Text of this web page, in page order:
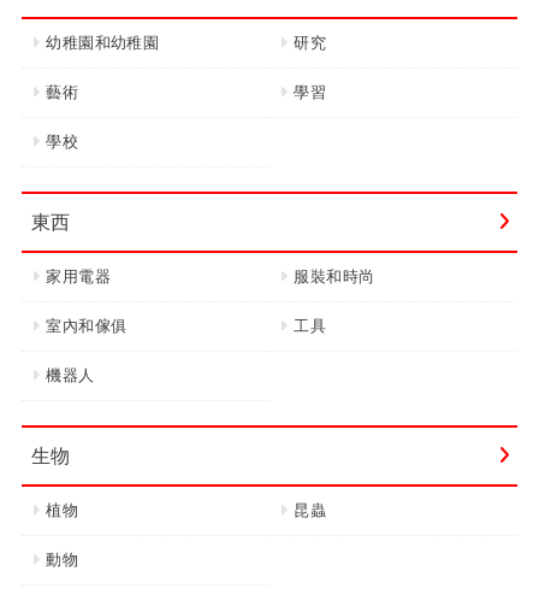
幼稚園和幼稚園 研究
藝術 學習
學校
東西
家用電器 服裝和時尚
室內和傢俱 工具
機器人
生物
植物 昆蟲
動物